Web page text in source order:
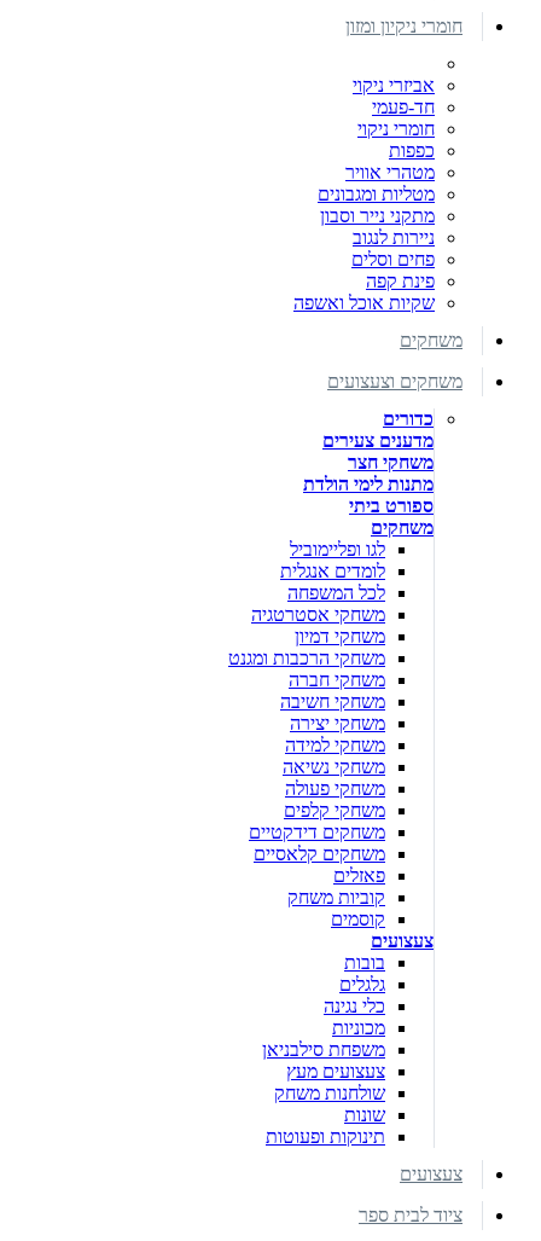
חומרי ניקיון ומזון
אביזרי ניקוי
חד-פעמי
חומרי ניקוי
כפפות
מטהרי אוויר
מטליות ומגבונים
מתקני נייר וסבון
ניירות לנגוב
פחים וסלים
פינת קפה
שקיות אוכל ואשפה
משחקים
משחקים וצעצועים
כדורים
מדענים צעירים
משחקי חצר
מתנות לימי הולדת
ספורט ביתי
משחקים
לגו ופליימוביל
לומדים אנגלית
לכל המשפחה
משחקי אסטרטגיה
משחקי דמיון
משחקי הרכבות ומגנט
משחקי חברה
משחקי חשיבה
משחקי יצירה
משחקי למידה
משחקי נשיאה
משחקי פעולה
משחקי קלפים
משחקים דידקטיים
משחקים קלאסיים
פאזלים
קוביות משחק
קוסמים
צעצועים
בובות
גלגלים
כלי נגינה
מכוניות
משפחת סילבניאן
צעצועים מעץ
שולחנות משחק
שונות
תינוקות ופעוטות
צעצועים
ציוד לבית ספר